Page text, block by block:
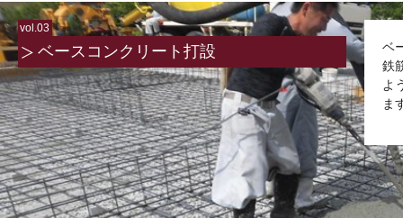
vol.03
ベースコンクリート打設
ベ
鉄
よ
ま